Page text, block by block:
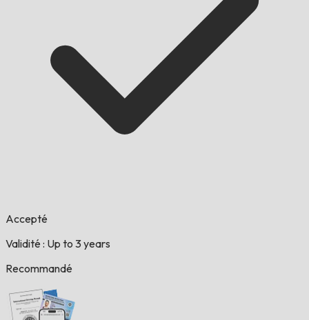
Accepté
Validité : Up to 3 years
Recommandé